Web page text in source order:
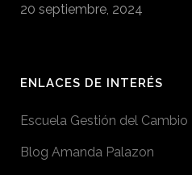
20 septiembre, 2024
ENLACES DE INTERÉS
Escuela Gestión del Cambio
Blog Amanda Palazon